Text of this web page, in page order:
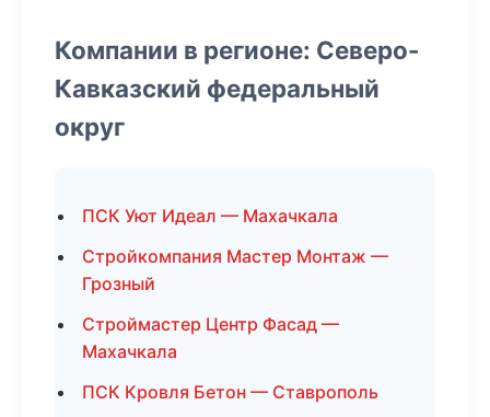
Компании в регионе: Северо-
Кавказский федеральный
округ
ПСК Уют Идеал — Махачкала
Стройкомпания Мастер Монтаж —
Грозный
Строймастер Центр Фасад —
Махачкала
ПСК Кровля Бетон — Ставрополь